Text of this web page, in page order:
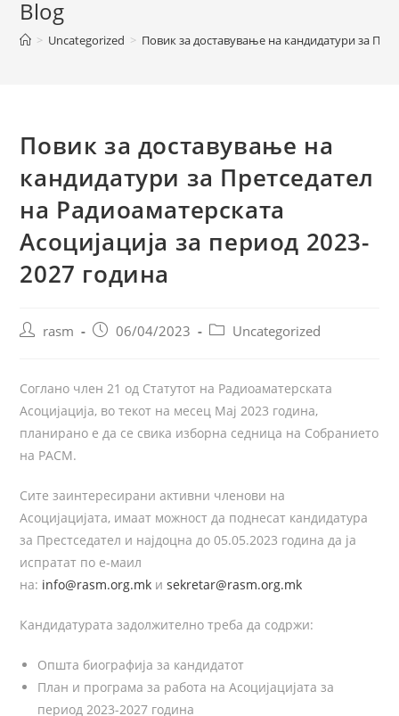
Blog
> Uncategorized > Повик за доставување на кандидатури за
Повик за доставување на
кандидатури за Претседател
на Радиоаматерската
Асоцијација за период 2023-
2027 година
rasm 06/04/2023 Uncategorized
Соглано член 21 од Статутот на Радиоаматерската
Асоцијација, во текот на месец Мај 2023 година,
планирано е да се свика изборна седница на Собранието
на РАСМ.
Сите заинтересирани активни членови на
Асоцијацијата, имаат можност да поднесат кандидатура
за Престседател и најдоцна до 05.05.2023 година да ја
испратат по е-маил
на: info@rasm.org.mk иsekretar@rasm.org.mk
Кандидатурата задолжително треба да содржи:
Општа биографија за кандидатот
План и програма за работа на Асоцијацијата за
период 2023-2027 година